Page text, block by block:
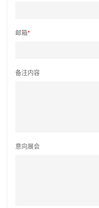
邮箱*
备注内容
意向展会